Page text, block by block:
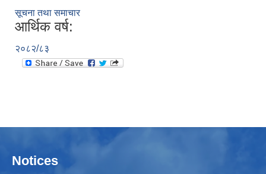
सूचना तथा समाचार
आर्थिक वर्ष:
२०८२/८३
Notices